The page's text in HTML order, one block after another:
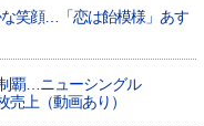
笑顔…「恋は飴模様」あす
制覇…ニューシングル
売上（動画あり）